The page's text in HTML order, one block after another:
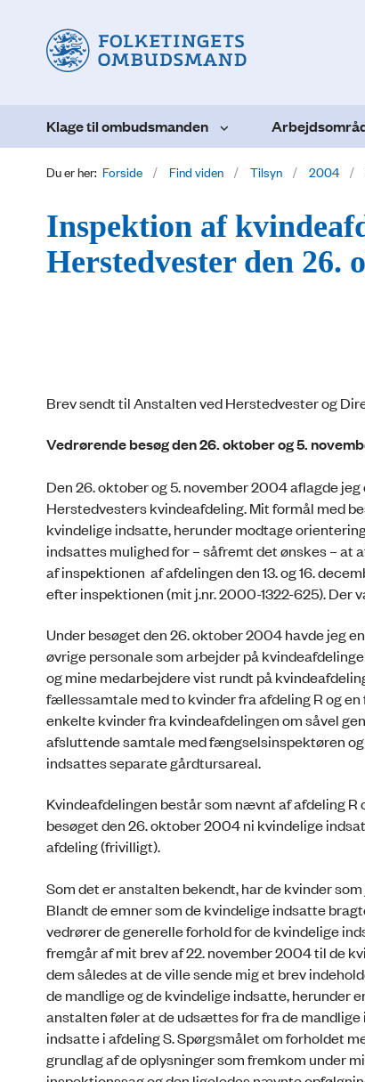
Klage til ombudsmanden
Du er her: Forside Find viden Tilsyn 2004
Inspektion af
Herstedvester den 26.
Brev sendt til Anstalten ved Herstedvester og
Vedrørende besøg den 26. oktober og 5.
Den 26. oktober og 5. november 2004 aflagde
Herstedvesters kvindeafdeling. Mit formål med
kvindelige indsatte, herunder modtage
indsattes mulighed for – såfremt det ønskes –
af inspektionen af afdelingen den 13. og 16.
efter inspektionen (mit j.nr. 2000-1322-625). Der
Under besøget den 26. oktober 2004 havde jeg
øvrige personale som arbejder på
og mine medarbejdere vist rundt på
fællessamtale med to kvinder fra afdeling R og
enkelte kvinder fra kvindeafdelingen om såvel
afsluttende samtale med fængselsinspektøren
indsattes separate gårdtursareal.
Kvindeafdelingen består som nævnt af afdeling
besøget den 26. oktober 2004 ni kvindelige
afdeling (frivilligt).
Som det er anstalten bekendt, har de kvinder
Blandt de emner som de kvindelige indsatte
vedrører de generelle forhold for de kvindelige
fremgår af mit brev af 22. november 2004 til de
dem således at de ville sende mig et brev
de mandlige og de kvindelige indsatte, herunder
anstalten føler at de udsættes for fra de
indsatte i afdeling S. Spørgsmålet om forholdet
grundlag af de oplysninger som fremkom under